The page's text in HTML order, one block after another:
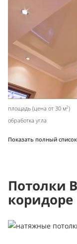
площадь (цена от 30 м2)
обработка угла
Показать полный список
Потолки
коридоре